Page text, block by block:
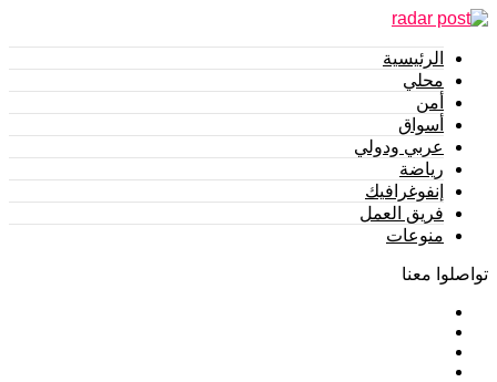
الرئيسية
محلي
أمن
أسواق
عربي ودولي
رياضة
إنفوغرافيك
فريق العمل
منوعات
تواصلوا معنا